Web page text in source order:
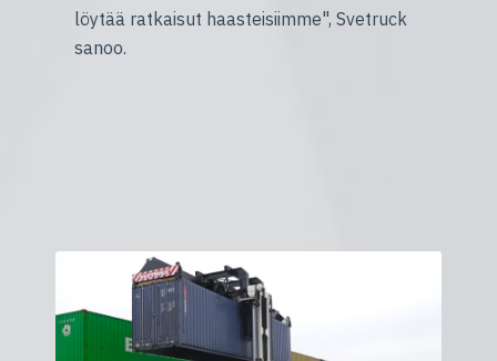
löytää ratkaisut haasteisiimme", Svetruck
sanoo.